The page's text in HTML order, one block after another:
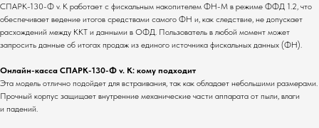
СПАРК-130-Ф v. K работает с фискальным накопителем ФН-M в режиме ФФД 1.2, что
обеспечивает ведение итогов средствами самого ФН и, как следствие, не допускает
расхождений между ККТ и данными в ОФД. Пользователь в любой момент может
запросить данные об итогах продаж из единого источника фискальных данных (ФН).
Онлайн-касса СПАРК-130-Ф v. K: кому подходит
Эта модель отлично подойдет для встраивания, так как обладает небольшими размерами.
Прочный корпус защищает внутренние механические части аппарата от пыли, влаги
и падений.
Монтаж оборудования
Полный каталог оборудования
Сервисное
обслуживание
Основные услуги